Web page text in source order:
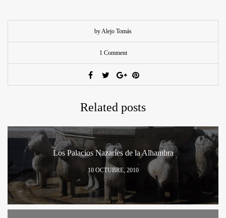
by Alejo Tomás
1 Comment
Related posts
Los Palacios Nazaríes de la Alhambra
10 OCTUBRE, 2010